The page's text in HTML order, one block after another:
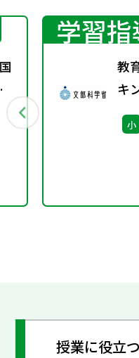
学習
教
キ
小
授業に役立